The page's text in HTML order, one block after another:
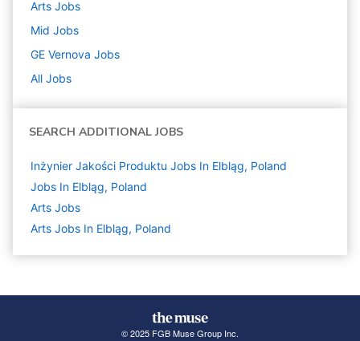
Arts Jobs
Mid Jobs
GE Vernova Jobs
All Jobs
SEARCH ADDITIONAL JOBS
Inżynier Jakości Produktu Jobs In Elbląg, Poland
Jobs In Elbląg, Poland
Arts Jobs
Arts Jobs In Elbląg, Poland
© 2025 FGB Muse Group Inc.